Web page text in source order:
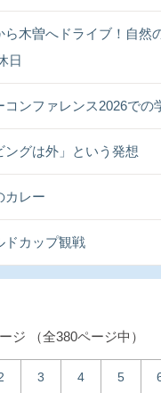
ら木曽へドライブ！自然
日
コンファレンス2026での
ングは外」という発想
カレー
ドカップ観戦
ジ （全380ページ中）
3 4 5